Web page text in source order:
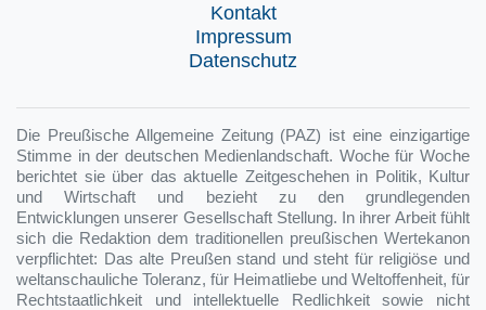
Kontakt
Impressum
Datenschutz
Die Preußische Allgemeine Zeitung (PAZ) ist eine einzigartige
Stimme in der deutschen Medienlandschaft. Woche für Woche
berichtet sie über das aktuelle Zeitgeschehen in Politik, Kultur
und Wirtschaft und bezieht zu den grundlegenden
Entwicklungen unserer Gesellschaft Stellung. In ihrer Arbeit fühlt
sich die Redaktion dem traditionellen preußischen Wertekanon
verpflichtet: Das alte Preußen stand und steht für religiöse und
weltanschauliche Toleranz, für Heimatliebe und Weltoffenheit, für
Rechtstaatlichkeit und intellektuelle Redlichkeit sowie nicht